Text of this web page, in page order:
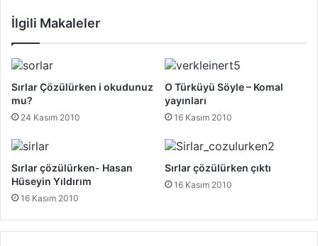
İlgili Makaleler
Sırlar Çözülürken i okudunuz
mu?
24 Kasım 2010
O Türküyü Söyle – Komal
yayınları
16 Kasım 2010
Sırlar çözülürken- Hasan
Hüseyin Yıldırım
16 Kasım 2010
Sırlar çözülürken çıktı
16 Kasım 2010